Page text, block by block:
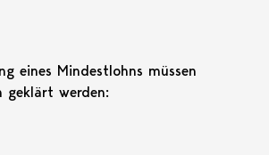
eines Mindestlohns müssen
geklärt werden: